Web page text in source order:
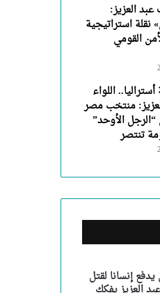
العزيز:
نقلة استراتيجية
القومي
اللواء
منتخب مصر
الأوحد”
تنتصر
إنسانا لقتل